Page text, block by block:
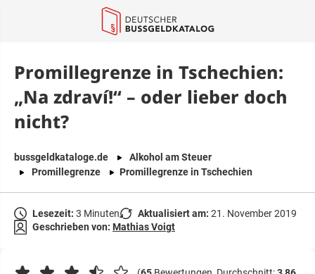
Promillegrenze in Tschechien:
„Na zdraví!“ – oder lieber doch
nicht?
bussgeldkataloge.de
Alkohol am Steuer
Promillegrenze
Promillegrenze in Tschechien
Lesezeit: 3 Minuten Aktualisiert am: 21. November 2019
Geschrieben von: Mathias Voigt